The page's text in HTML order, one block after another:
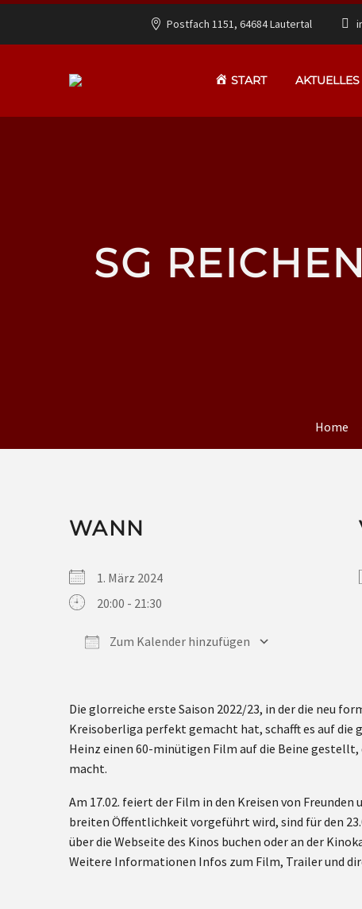
Postfach 1151, 64684 Lautertal
START AKTUELLES
SG
Home
WANN
1. März 2024
20:00 - 21:30
Zum Kalender hinzufügen
Die glorreiche erste Saison 2022/23, in der die neu
Kreisoberliga perfekt gemacht hat, schafft es auf die
Heinz einen 60-minütigen Film auf die Beine
macht.
Am 17.02. feiert der Film in den Kreisen von
breiten Öffentlichkeit vorgeführt wird, sind für den
über die Webseite des Kinos buchen oder an der
Weitere Informationen Infos zum Film, Trailer und